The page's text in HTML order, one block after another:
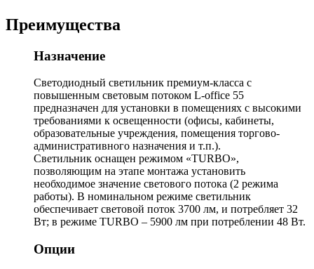
Преимущества
Назначение
Светодиодный светильник премиум-класса с
повышенным световым потоком L-office 55
предназначен для установки в помещениях с высокими
требованиями к освещенности (офисы, кабинеты,
образовательные учреждения, помещения торгово-
административного назначения и т.п.).
Светильник оснащен режимом «TURBO»,
позволяющим на этапе монтажа установить
необходимое значение светового потока (2 режима
работы). В номинальном режиме светильник
обеспечивает световой поток 3700 лм, и потребляет 32
Вт; в режиме TURBO – 5900 лм при потреблении 48 Вт.
Опции